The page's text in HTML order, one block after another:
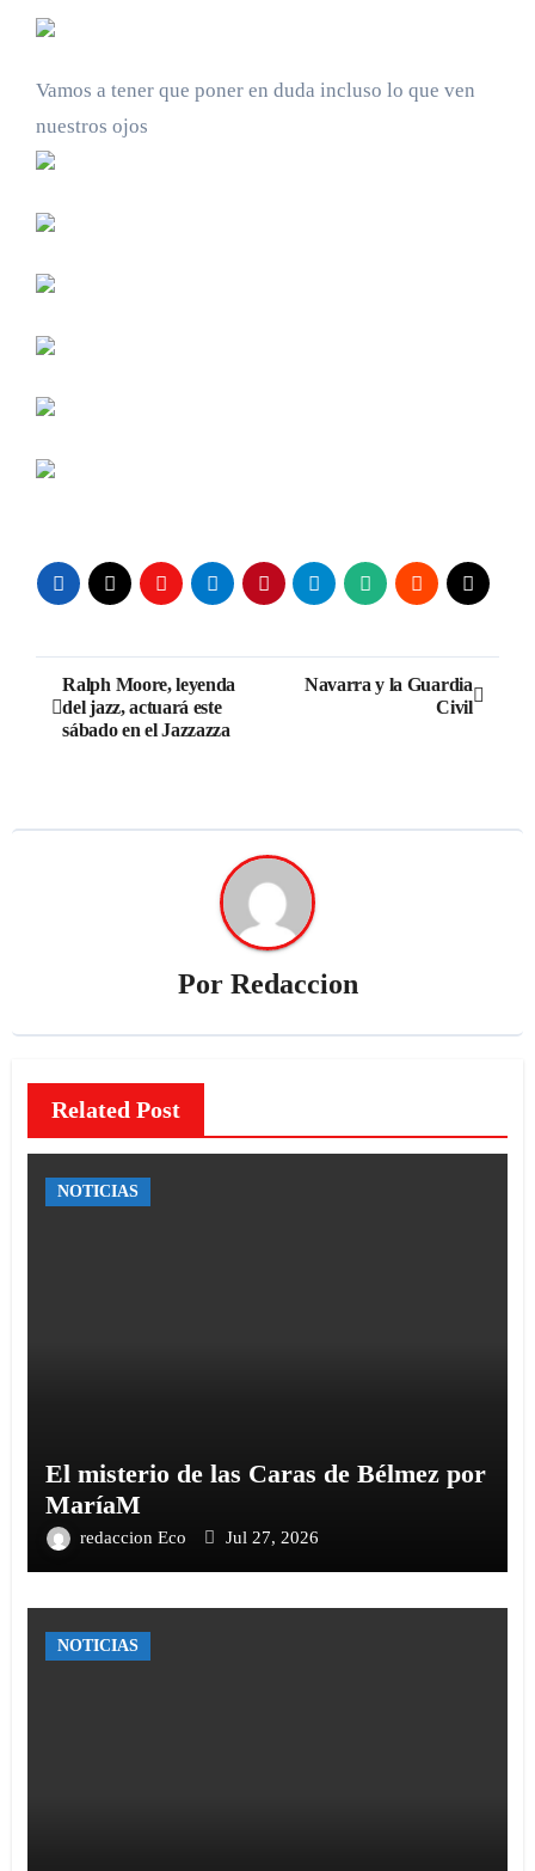
Vamos a tener que poner en duda incluso lo que ven
nuestros ojos
Navegación
de
Ralph Moore, leyenda
del jazz, actuará este
sábado en el Jazzazza
Navarra y la Guardia
Civil
Por Redaccion
Related Post
NOTICIAS
El misterio de las Caras de Bélmez por
MaríaM
redaccion Eco Jul 27, 2026
NOTICIAS